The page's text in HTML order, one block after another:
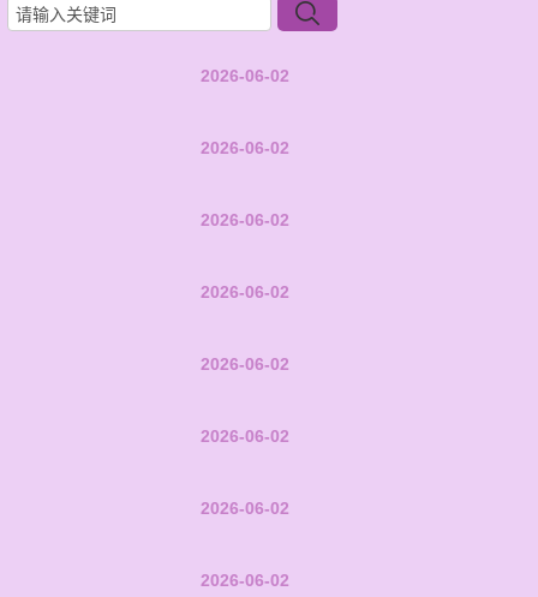
2026-06-02
2026-06-02
2026-06-02
2026-06-02
2026-06-02
2026-06-02
2026-06-02
2026-06-02